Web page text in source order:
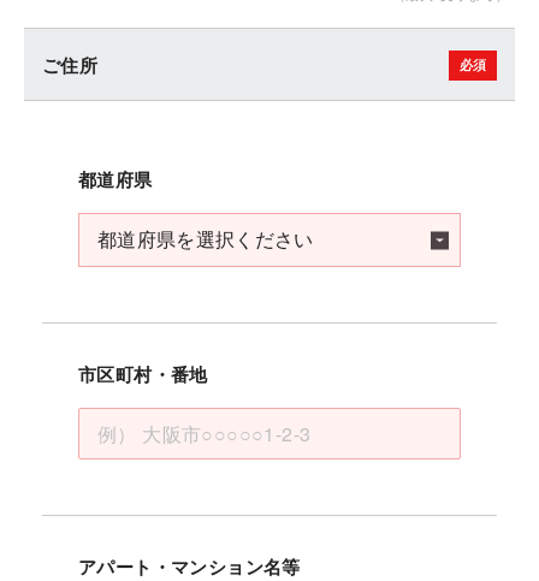
ご住所
都道府県
市区町村・番地
アパート・マンション名等